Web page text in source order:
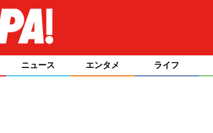
ニュース エンタメ ライフ